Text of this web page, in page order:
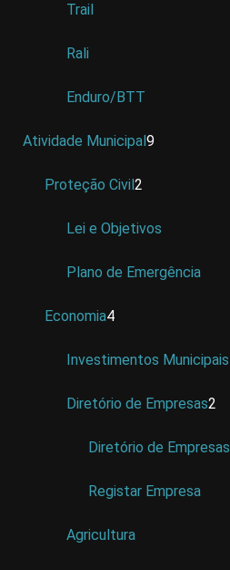
Trail
Rali
Enduro/BTT
Atividade Municipal9
Proteção Civil2
Lei e Objetivos
Plano de Emergência
Economia4
Investimentos Municipais
Diretório de Empresas2
Diretório de Empresas
Registar Empresa
Agricultura